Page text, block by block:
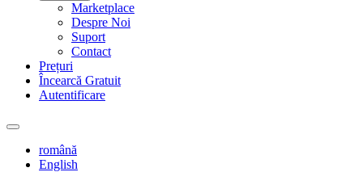
Marketplace
Despre Noi
Suport
Contact
Prețuri
Încearcă Gratuit
Autentificare
română
English